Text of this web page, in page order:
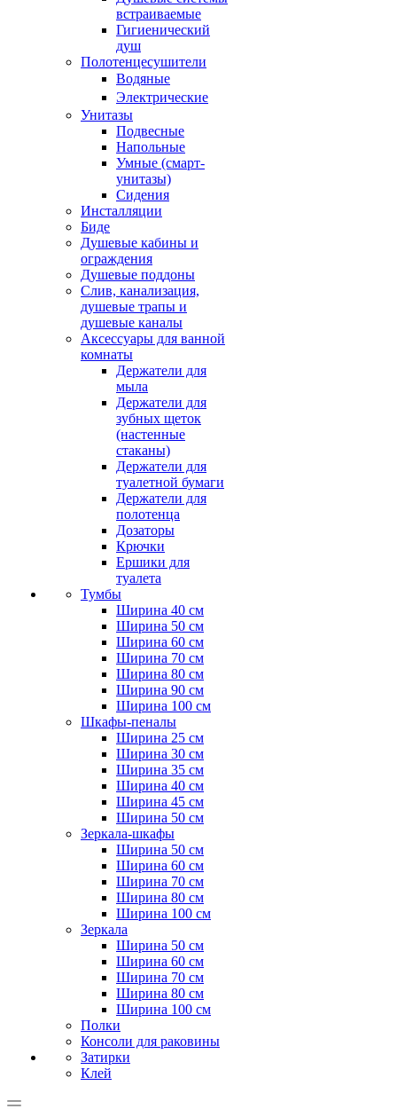
встраиваемые
Гигиенический
душ
Полотенцесушители
ㅤВодяные
ㅤЭлектрические
Унитазы
Подвесные
Напольные
Умные (смарт-
унитазы)
Сидения
Инсталляции
Биде
Душевые кабины и
ограждения
Душевые поддоны
Слив, канализация,
душевые трапы и
душевые каналы
Аксессуары для ванной
комнаты
Держатели для
мыла
Держатели для
зубных щеток
(настенные
стаканы)
Держатели для
туалетной бумаги
Держатели для
полотенца
Дозаторы
Крючки
Ершики для
туалета
Тумбы
Ширина 40 см
Ширина 50 см
Ширина 60 см
Ширина 70 см
Ширина 80 см
Ширина 90 см
Ширина 100 см
Шкафы-пеналы
Ширина 25 см
Ширина 30 см
Ширина 35 см
Ширина 40 см
Ширина 45 см
Ширина 50 см
Зеркала-шкафы
Ширина 50 см
Ширина 60 см
Ширина 70 см
Ширина 80 см
Ширина 100 см
Зеркала
Ширина 50 см
Ширина 60 см
Ширина 70 см
Ширина 80 см
Ширина 100 см
Полки
Консоли для раковины
Затирки
Клей